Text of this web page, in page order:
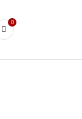
0